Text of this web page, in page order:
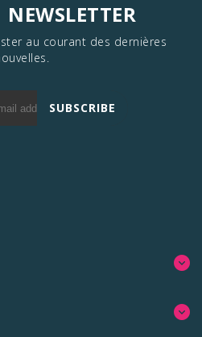
NEWSLETTER
au courant des dernières
SUBSCRIBE